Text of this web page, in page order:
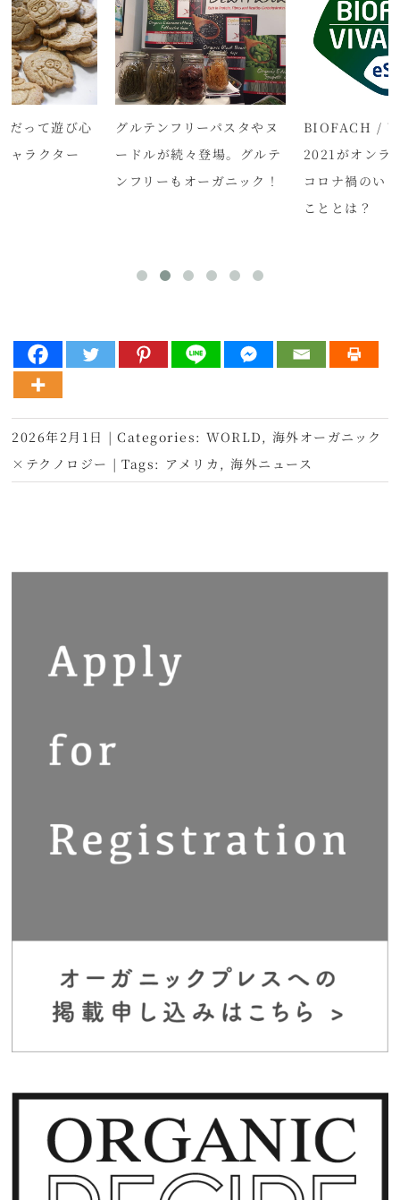
だって遊び心
ャラクター
グルテンフリーパスタやヌ
ードルが続々登場。グルテ
ンフリーもオーガニック！
BIOFACH /
2021がオンラ
コロナ禍のい
こととは？
2026年2月1日 | Categories:WORLD , 海外オーガニック
×テクノロジー | Tags: アメリカ ,海外ニュース